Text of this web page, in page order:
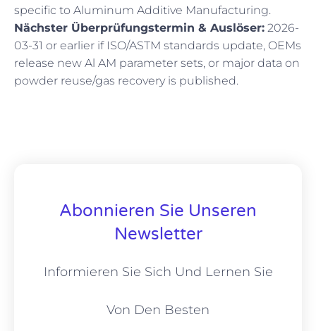
specific to Aluminum Additive Manufacturing.
Nächster Überprüfungstermin & Auslöser: 2026-
03-31 or earlier if ISO/ASTM standards update, OEMs
release new Al AM parameter sets, or major data on
powder reuse/gas recovery is published.
Abonnieren Sie Unseren
Newsletter
Informieren Sie Sich Und Lernen Sie
Von Den Besten